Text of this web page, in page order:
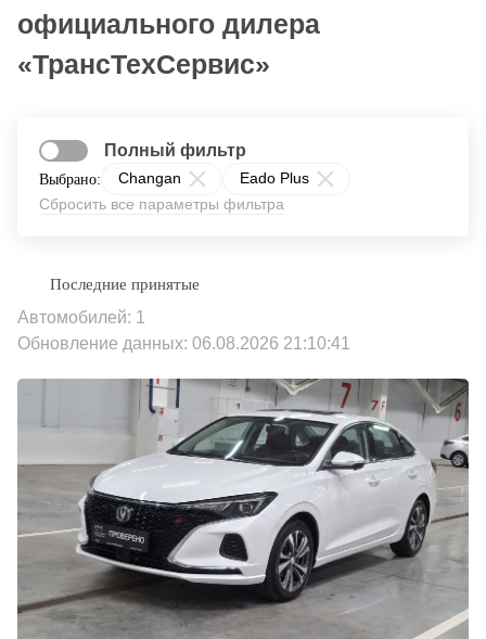
официального дилера
«ТрансТехСервис»
Выбрано: Changan
Eado Plus
Сбросить все параметры фильтра
Полный фильтр
Автомобилей: 1
Обновление данных: 06.08.2026 21:10:41